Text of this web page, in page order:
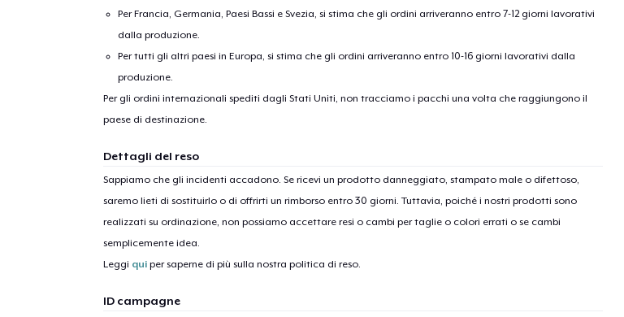
Per Francia, Germania, Paesi Bassi e Svezia, si stima che gli ordini arriveranno entro 7-12 giorni lavorativi
dalla produzione.
Per tutti gli altri paesi in Europa, si stima che gli ordini arriveranno entro 10-16 giorni lavorativi dalla
produzione.
Per gli ordini internazionali spediti dagli Stati Uniti, non tracciamo i pacchi una volta che raggiungono il
paese di destinazione.
Dettagli del reso
Sappiamo che gli incidenti accadono. Se ricevi un prodotto danneggiato, stampato male o difettoso,
saremo lieti di sostituirlo o di offrirti un rimborso entro 30 giorni. Tuttavia, poiché i nostri prodotti sono
realizzati su ordinazione, non possiamo accettare resi o cambi per taglie o colori errati o se cambi
semplicemente idea.
Leggi quiper saperne di più sulla nostra politica di reso.
ID campagne
1articolo aggiunto al carrello